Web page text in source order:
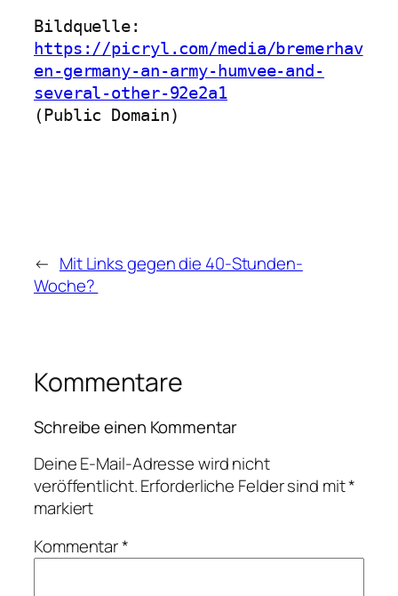
https://picryl.com/media/bremerhav
en-germany-an-army-humvee-and-
several-other-92e2a1
(Public Domain)
← Mit Links gegen die 40-Stunden-
Woche?
Kommentare
Schreibe einen Kommentar
Deine E-Mail-Adresse wird nicht
veröffentlicht.Erforderliche Felder sind mit*
markiert
Kommentar*